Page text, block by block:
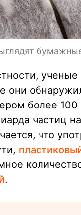
они
более 100
частиц
что
.